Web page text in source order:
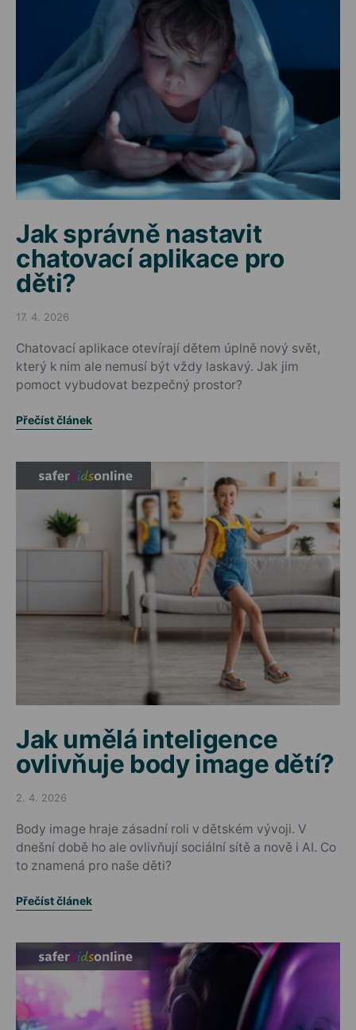
Jak správně nastavit
chatovací aplikace pro
děti?
Posted on
17. 4. 2026
Chatovací aplikace otevírají dětem úplně nový svět,
který k nim ale nemusí být vždy laskavý. Jak jim
pomoct vybudovat bezpečný prostor?
Přečíst článek
Jak umělá inteligence
ovlivňuje body image dětí?
Posted on
2. 4. 2026
Body image hraje zásadní roli v dětském vývoji. V
dnešní době ho ale ovlivňují sociální sítě a nově i AI. Co
to znamená pro naše děti?
Přečíst článek